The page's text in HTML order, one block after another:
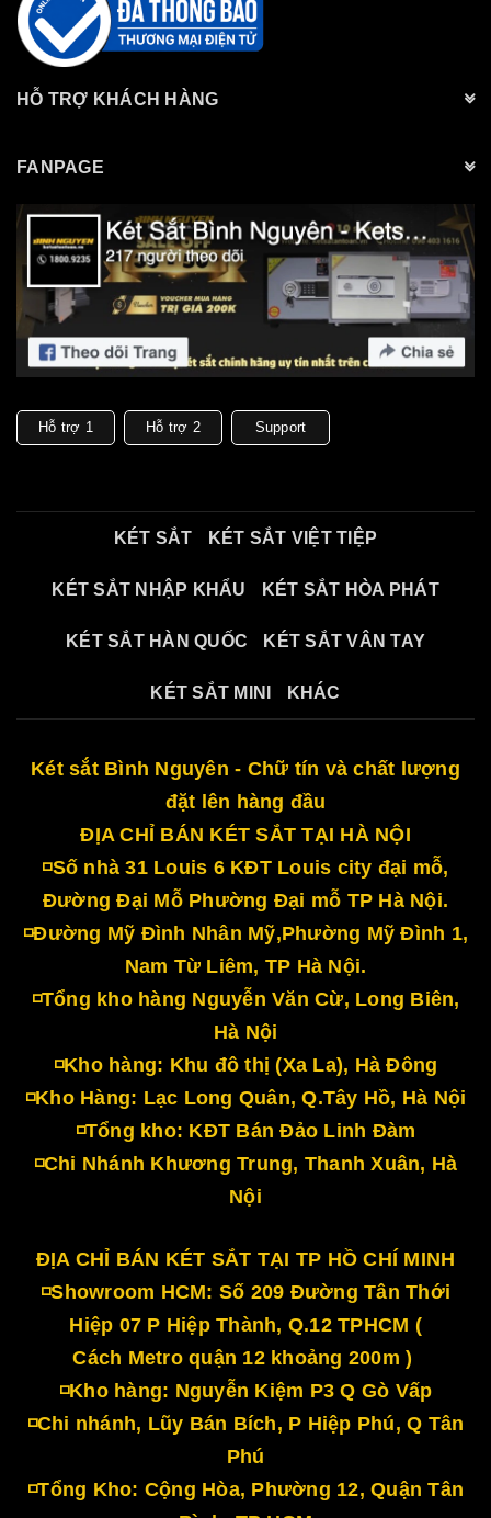
HỖ TRỢ KHÁCH HÀNG
FANPAGE
Hỗ trợ 1 Hỗ trợ 2 Support
KÉT SẮT KÉT SẮT VIỆT TIỆP
KÉT SẮT NHẬP KHẨU KÉT SẮT HÒA PHÁT
KÉT SẮT HÀN QUỐC KÉT SẮT VÂN TAY
KÉT SẮT MINI KHÁC
Két sắt Bình Nguyên - Chữ tín và chất lượng
đặt lên hàng đầu
ĐỊA CHỈ BÁN KÉT SẮT TẠI HÀ NỘI
◽Số nhà 31 Louis 6 KĐT Louis city đại mỗ,
Đường Đại Mỗ Phường Đại mỗ TP Hà Nội.
◽Đường Mỹ Đình Nhân Mỹ,Phường Mỹ Đình 1,
Nam Từ Liêm, TP Hà Nội.
◽Tổng kho hàng Nguyễn Văn Cừ, Long Biên,
Hà Nội
◽Kho hàng: Khu đô thị (Xa La), Hà Đông
◽Kho Hàng: Lạc Long Quân, Q.Tây Hồ, Hà Nội
◽Tổng kho: KĐT Bán Đảo Linh Đàm
◽Chi Nhánh Khương Trung, Thanh Xuân, Hà
Nội
ĐỊA CHỈ BÁN KÉT SẮT TẠI TP HỒ CHÍ MINH
◽Showroom HCM: Số 209 Đường Tân Thới
Hiệp 07 P Hiệp Thành, Q.12 TPHCM (
Cách Metro quận 12 khoảng 200m )
◽Kho hàng: Nguyễn Kiệm P3 Q Gò Vấp
◽Chi nhánh, Lũy Bán Bích, P Hiệp Phú, Q Tân
Phú
◽Tổng Kho: Cộng Hòa, Phường 12, Quận Tân